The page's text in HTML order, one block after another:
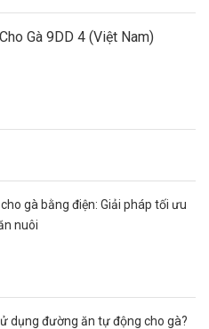
Gà 9DD 4 (Việt Nam)
gà bằng điện: Giải pháp tối ưu
nuôi
dụng đường ăn tự động cho gà?